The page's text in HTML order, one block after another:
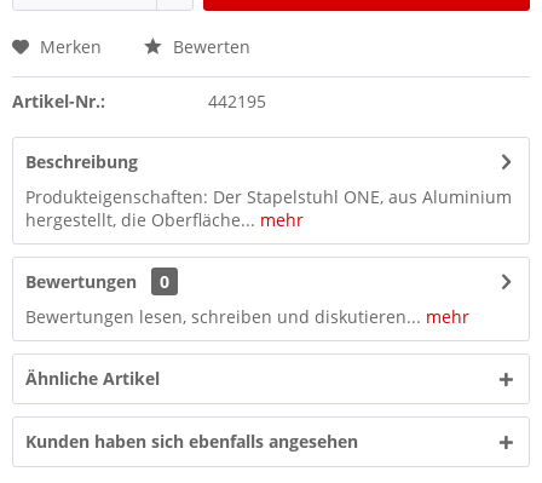
Merken Bewerten
Artikel-Nr.: 442195
Beschreibung
Produkteigenschaften: Der Stapelstuhl ONE, aus Aluminium
hergestellt, die Oberfläche... mehr
Bewertungen
0
Bewertungen lesen, schreiben und diskutieren... mehr
Ähnliche Artikel
Kunden haben sich ebenfalls angesehen